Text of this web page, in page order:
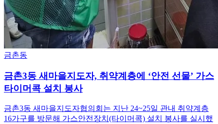
금촌동
금촌3동 새마을지도자, 취약계층에 ‘안전 선물’ 가스
타이머콕 설치 봉사
금촌3동 새마을지도자협의회는 지난 24~25일 관내 취약계층
16가구를 방문해 가스안전장치(타이머콕) 설치 봉사를 실시했